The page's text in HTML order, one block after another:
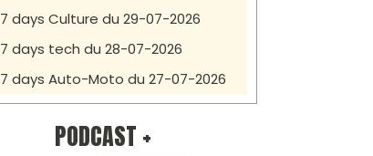
7 days Culture du 29-07-2026
7 days tech du 28-07-2026
7 days Auto-Moto du 27-07-2026
PODCAST +